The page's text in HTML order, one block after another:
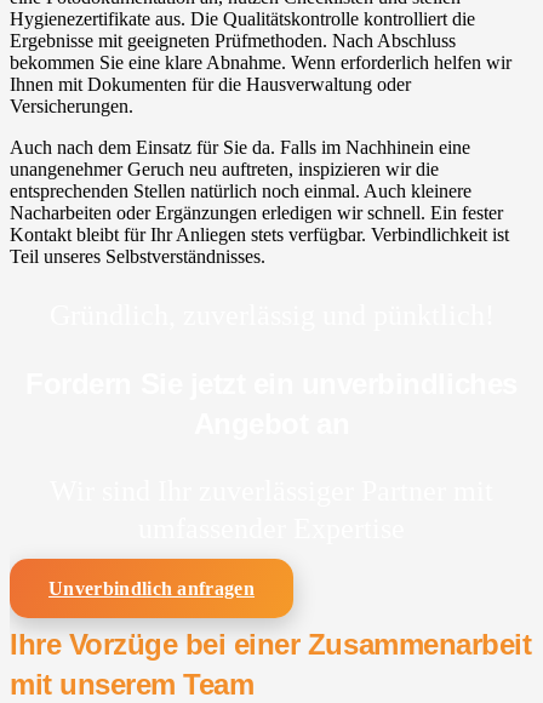
Hygienezertifikate aus. Die Qualitätskontrolle kontrolliert die
Ergebnisse mit geeigneten Prüfmethoden. Nach Abschluss
bekommen Sie eine klare Abnahme. Wenn erforderlich helfen wir
Ihnen mit Dokumenten für die Hausverwaltung oder
Versicherungen.
Auch nach dem Einsatz für Sie da. Falls im Nachhinein eine
unangenehmer Geruch neu auftreten, inspizieren wir die
entsprechenden Stellen natürlich noch einmal. Auch kleinere
Nacharbeiten oder Ergänzungen erledigen wir schnell. Ein fester
Kontakt bleibt für Ihr Anliegen stets verfügbar. Verbindlichkeit ist
Teil unseres Selbstverständnisses.
Unverbindlich anfragen
Ihre Vorzüge bei einer Zusammenarbeit
mit unserem Team